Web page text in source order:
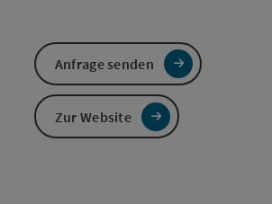
Anfrage senden
Zur Website